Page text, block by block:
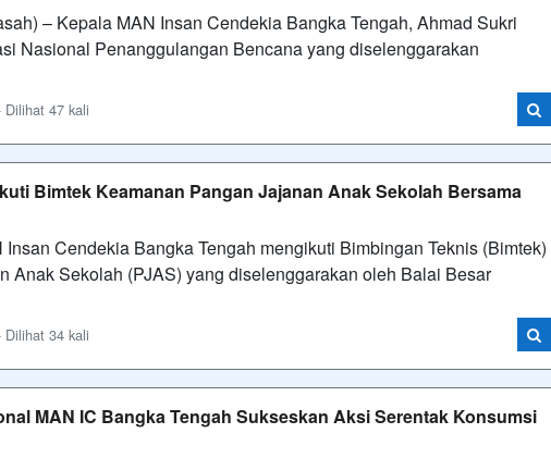
– Kepala MAN Insan Cendekia Bangka Tengah, Ahmad Sukri
Nasional Penanggulangan Bencana yang diselenggarakan
47 kali
Bimtek Keamanan Pangan Jajanan Anak Sekolah Bersama
Cendekia Bangka Tengah mengikuti Bimbingan Teknis (Bimtek)
Anak Sekolah (PJAS) yang diselenggarakan oleh Balai Besar
34 kali
MAN IC Bangka Tengah Sukseskan Aksi Serentak Konsumsi